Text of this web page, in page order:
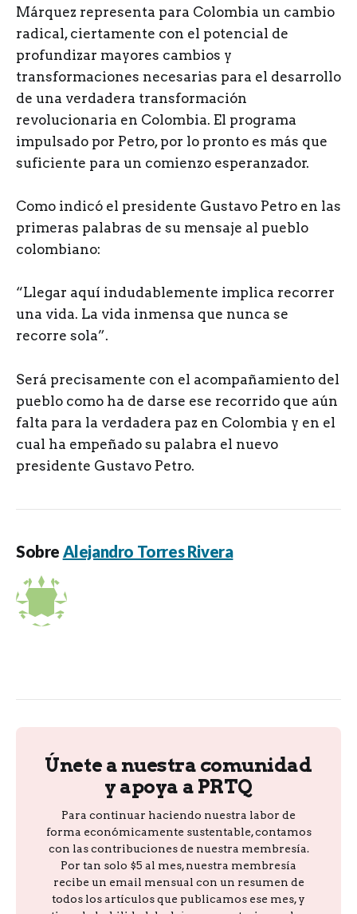
Márquez representa para Colombia un cambio
radical, ciertamente con el potencial de
profundizar mayores cambios y
transformaciones necesarias para el desarrollo
de una verdadera transformación
revolucionaria en Colombia. El programa
impulsado por Petro, por lo pronto es más que
suficiente para un comienzo esperanzador.
Como indicó el presidente Gustavo Petro en las
primeras palabras de su mensaje al pueblo
colombiano:
“Llegar aquí indudablemente implica recorrer
una vida. La vida inmensa que nunca se
recorre sola”.
Será precisamente con el acompañamiento del
pueblo como ha de darse ese recorrido que aún
falta para la verdadera paz en Colombia y en el
cual ha empeñado su palabra el nuevo
presidente Gustavo Petro.
Sobre Alejandro Torres Rivera
Únete a nuestra comunidad
y apoya a PRTQ
Para continuar haciendo nuestra labor de
forma económicamente sustentable, contamos
con las contribuciones de nuestra membresía.
Por tan solo $5 al mes, nuestra membresía
recibe un email mensual con un resumen de
todos los artículos que publicamos ese mes, y